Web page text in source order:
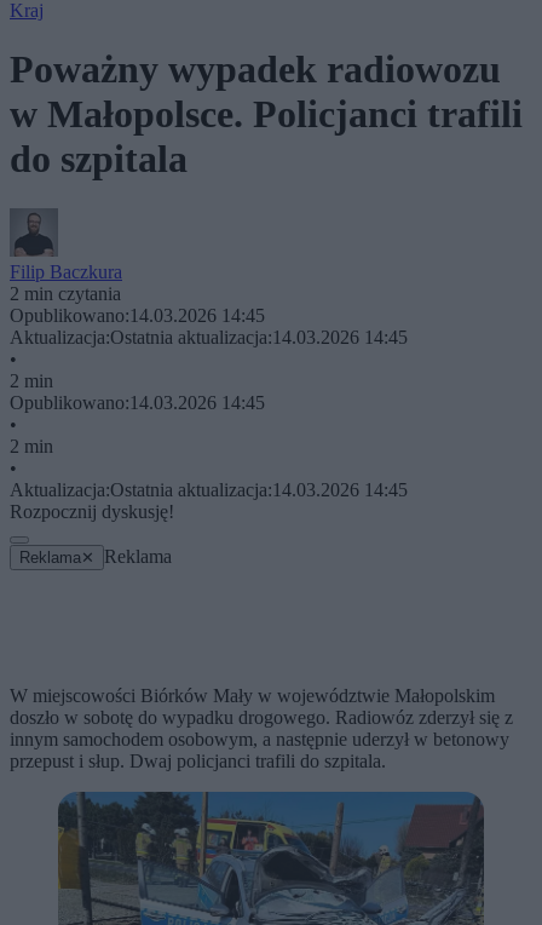
Kraj
Poważny wypadek radiowozu
w Małopolsce. Policjanci trafili
do szpitala
Filip Baczkura
2 min czytania
Opublikowano:14.03.2026 14:45
Aktualizacja:Ostatnia aktualizacja:14.03.2026 14:45
•
2 min
Opublikowano:14.03.2026 14:45
•
2 min
•
Aktualizacja:Ostatnia aktualizacja:14.03.2026 14:45
Rozpocznij dyskusję!
Reklama ✕ Reklama
W miejscowości Biórków Mały w województwie Małopolskim
doszło w sobotę do wypadku drogowego. Radiowóz zderzył się z
innym samochodem osobowym, a następnie uderzył w betonowy
przepust i słup. Dwaj policjanci trafili do szpitala.